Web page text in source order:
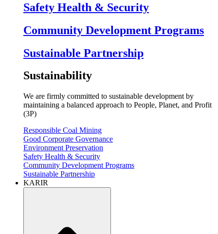
Safety Health & Security
Community Development Programs
Sustainable Partnership
Sustainability
We are firmly committed to sustainable development by
maintaining a balanced approach to People, Planet, and Profit
(3P)
Responsible Coal Mining
Good Corporate Governance
Environment Preservation
Safety Health & Security
Community Development Programs
Sustainable Partnership
KARIR